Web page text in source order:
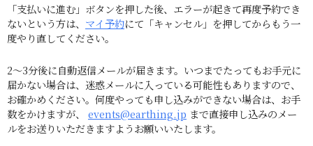
「支払いに進む」ボタンを押した後、エラーが起きて再度予約でき
ないという方は、 マイ予約にて「キャンセル」を押してからもう一
度やり直してください。
2～3分後に自動返信メールが届きます。いつまでたってもお手元に
届かない場合は、迷惑メールに入っている可能性もありますので、
お確かめください。何度やっても申し込みができない場合は、お手
数をかけますが、 events@earthing.jp まで直接申し込みのメー
ルをお送りいただきますようお願いいたします。